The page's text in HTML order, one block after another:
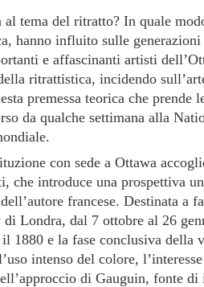
tema del ritratto? In quale
hanno influito sulle generazioni
e affascinanti artisti
ritrattistica, incidendo
premessa teorica che prende
da qualche settimana alla
con sede a Ottawa
che introduce una prospettiva
francese. Destinata a
Londra, dal 7 ottobre al 26
1880 e la fase conclusiva della
intenso del colore,
di Gauguin, fonte di